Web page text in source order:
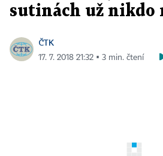
sutinách už nikdo
ČTK
17. 7. 2018 21:32 ▪ 3 min. čtení